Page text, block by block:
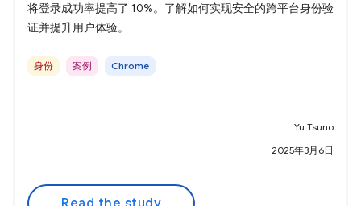
将登录成功率提高了 10%。了解如何实现安全的跨平台身份验
证并提升用户体验。
身份 案例 Chrome
Yu Tsuno
2025年3月6日